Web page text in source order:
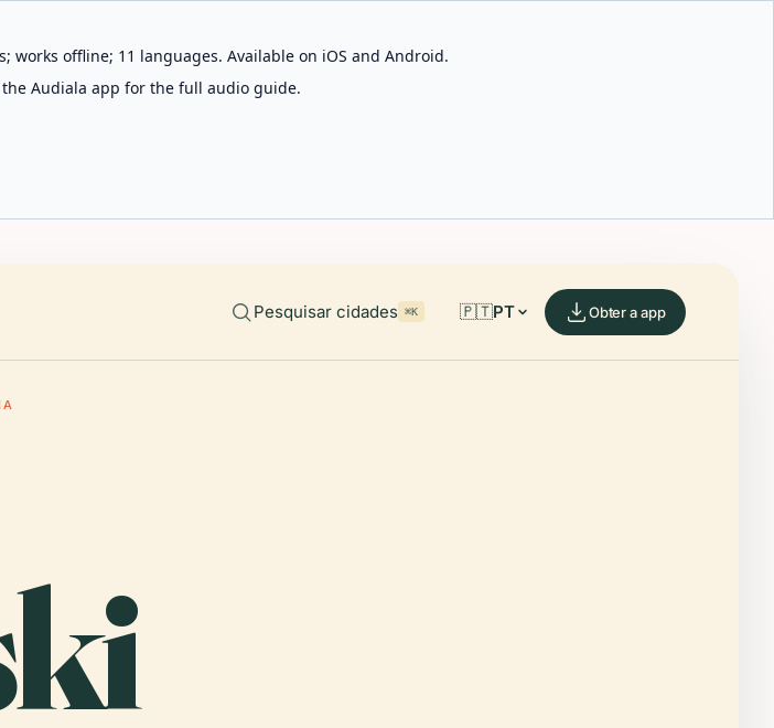
works offline; 11 languages. Available on iOS and Android.
Audiala app for the full audio guide.
Pesquisar cidades ⌘K 🇵🇹PT Obter a app